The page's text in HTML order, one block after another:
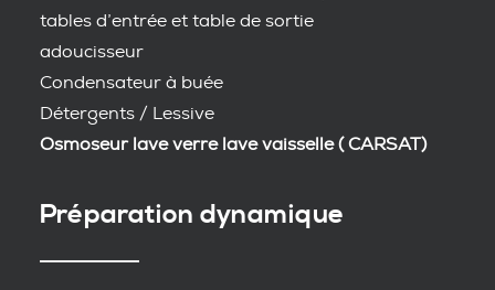
tables d’entrée et table de sortie
adoucisseur
Condensateur à buée
Détergents / Lessive
Osmoseur lave verre lave vaisselle ( CARSAT)
Préparation dynamique